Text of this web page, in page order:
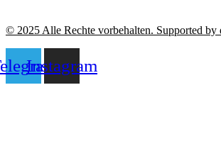
© 2025 Alle Rechte vorbehalten. Supported by
Instagram